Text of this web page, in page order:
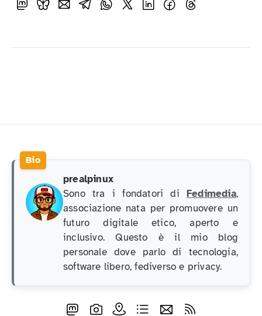
prealpinux
Sono tra i fondatori di Fedimedia,
associazione nata per promuovere un
futuro digitale etico, aperto e
inclusivo. Questo è il mio blog
personale dove parlo di tecnologia,
software libero, fediverso e privacy.